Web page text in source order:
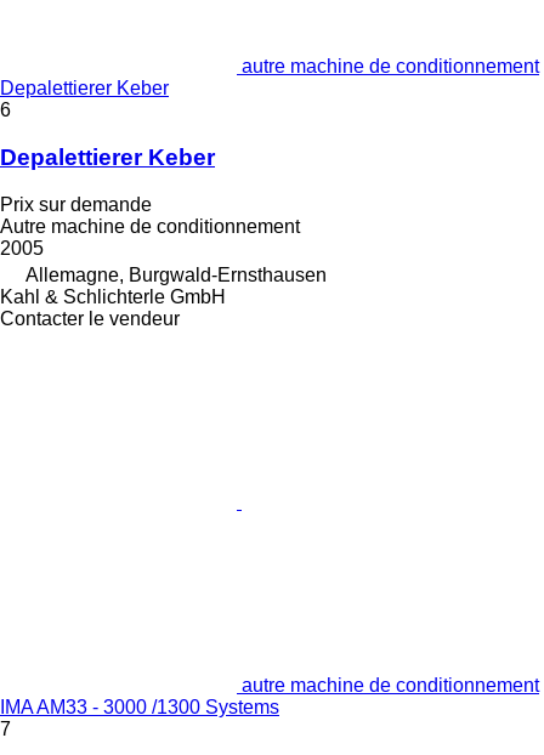
autre machine de conditionnement
Depalettierer Keber
6
Depalettierer Keber
Prix sur demande
Autre machine de conditionnement
2005
Allemagne, Burgwald-Ernsthausen
Kahl & Schlichterle GmbH
Contacter le vendeur
autre machine de conditionnement
IMA AM33 - 3000 /1300 Systems
7